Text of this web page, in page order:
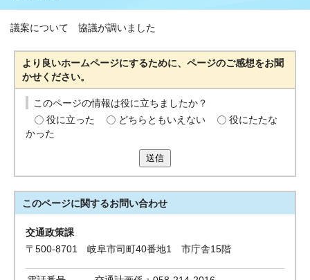
議案について 協議が調いました
より良いホームページにするために、ページのご感想をお聞
かせください。
このページの情報は役に立ちましたか？
役に立った
どちらともいえない
役にたたな
かった
送信
このページに関するお問い合わせ
交通政策課
〒500-8701 岐阜市司町40番地1 市庁舎15階